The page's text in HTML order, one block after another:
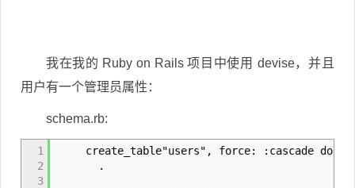
我在我的 Ruby on Rails 项目中使用 devise，并且
用户有一个管理员属性：
schema.rb:
1
2
3
create_table"users", force: :cascade do
.